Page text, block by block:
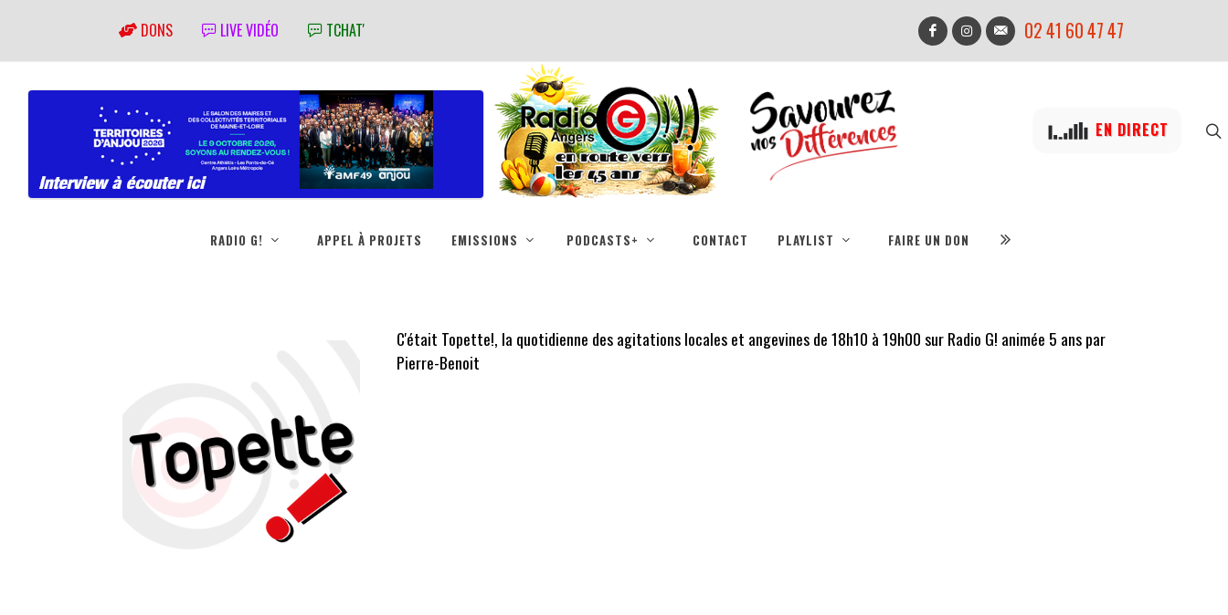
DONS LIVE VIDÉO TCHAT' 02 41 60 47 47
EN DIRECT
RADIO G! APPEL À PROJETS EMISSIONS PODCASTS+ CONTACT PLAYLIST FAIRE UN DON
C'était Topette!, la quotidienne des agitations locales et angevines de 18h10 à 19h00 sur Radio G! animée 5 ans par
Pierre-Benoit